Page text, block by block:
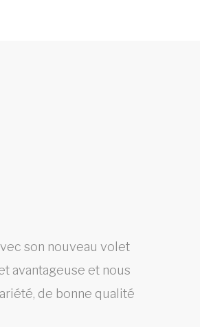
son nouveau volet
avantageuse et nous
de bonne qualité